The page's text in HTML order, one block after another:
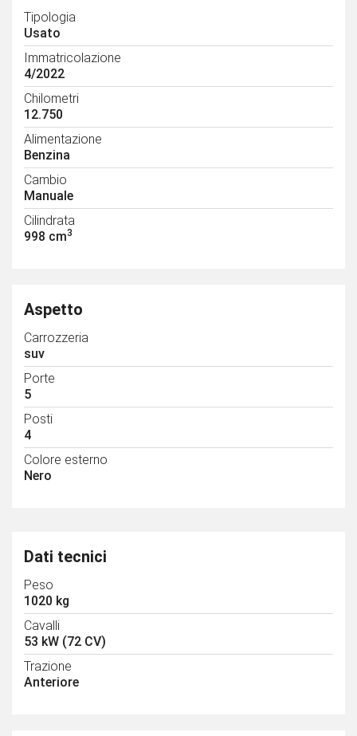
Tipologia
Usato
Immatricolazione
4/2022
Chilometri
12.750
Alimentazione
Benzina
Cambio
Manuale
Cilindrata
998 cm3
Aspetto
Carrozzeria
suv
Porte
5
Posti
4
Colore esterno
Nero
Dati tecnici
Peso
1020 kg
Cavalli
53 kW (72 CV)
Trazione
Anteriore